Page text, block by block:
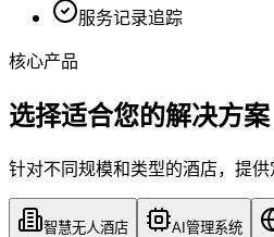
服务记录追踪
核心产品
选择适合您的解决方案
针对不同规模和类型的酒店，提
智慧无人酒店 AI管理系统